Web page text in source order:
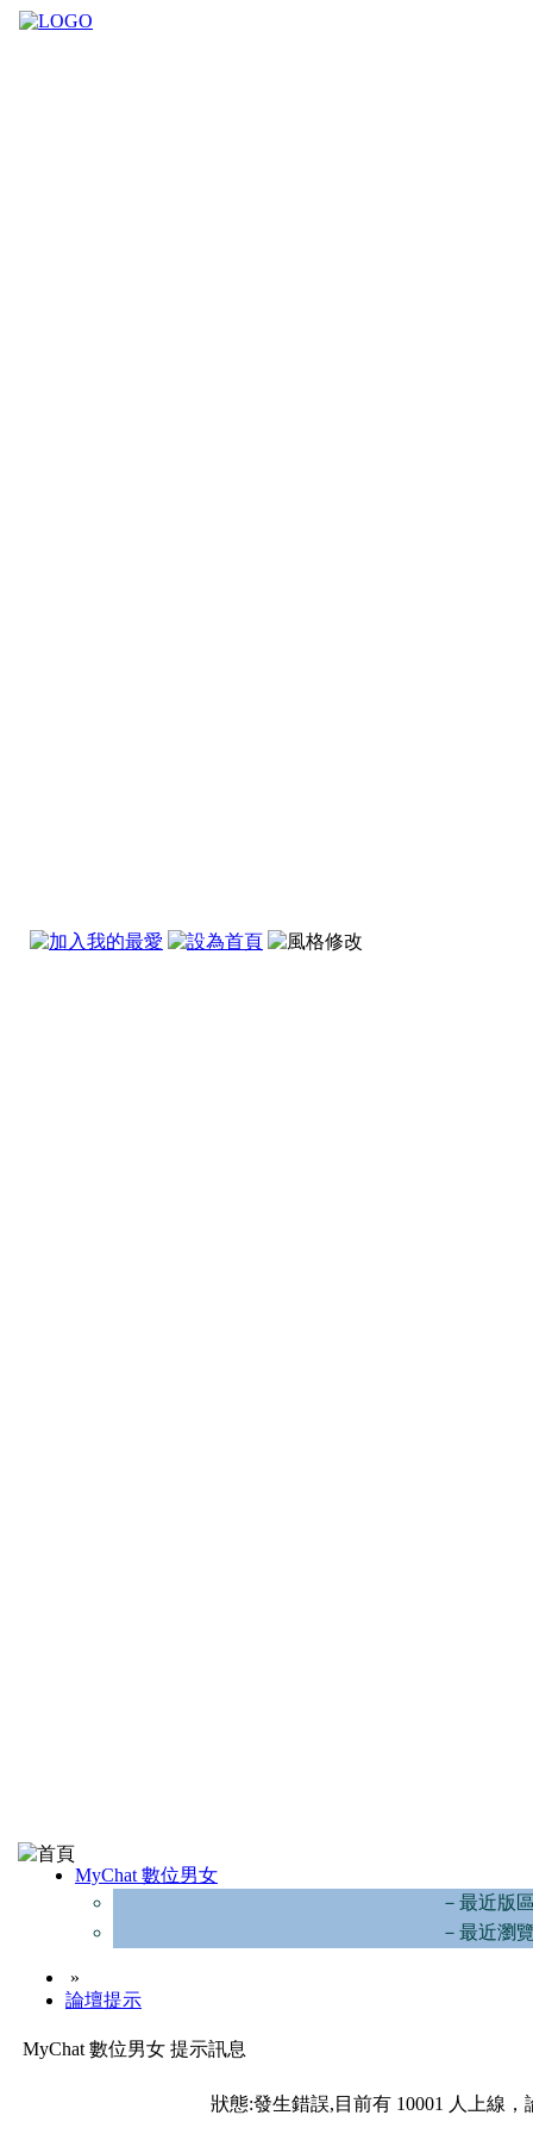
MyChat 數位男女
－最近版
－最近瀏
»
論壇提示
MyChat 數位男女 提示訊息
狀態:發生錯誤,目前有 10001 人上線